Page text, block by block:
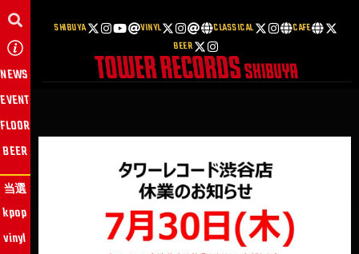
SHIBUYA VINYL CLASSICAL
CAFE
BEER
NEWS
EVENT
当選
FLOOR
BEER
kpop
vinyl